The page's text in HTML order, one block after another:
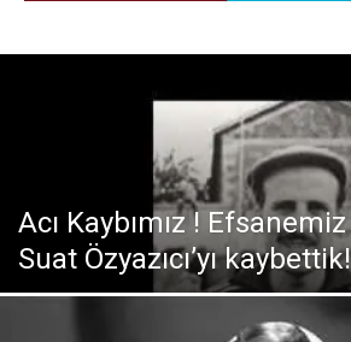
Acı Kaybımız !
Suat Özyazıcı’yı kaybettik!